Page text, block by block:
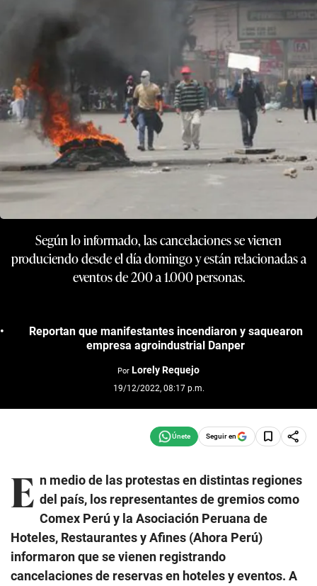
Según lo informado, las cancelaciones se vienen
produciendo desde el día domingo y están relacionadas a
eventos de 200 a 1.000 personas.
Reportan que manifestantes incendiaron y saquearon
empresa agroindustrial Danper
Por Lorely Requejo
19/12/2022, 08:17 p.m.
Seguir en
E n medio de las protestas en distintas regiones
del país, los representantes de gremios como
Comex Perú y la Asociación Peruana de
Hoteles, Restaurantes y Afines (Ahora Perú)
informaron que se vienen registrando
cancelaciones de reservas en hoteles y eventos. A